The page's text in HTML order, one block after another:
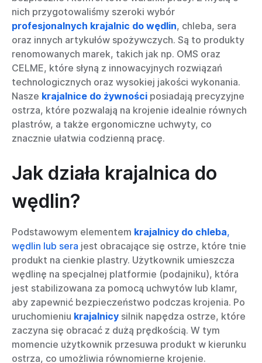
nich przygotowaliśmy szeroki wybór
profesjonalnych krajalnic do wędlin, chleba, sera
oraz innych artykułów spożywczych. Są to produkty
renomowanych marek, takich jak np. OMS oraz
CELME, które słyną z innowacyjnych rozwiązań
technologicznych oraz wysokiej jakości wykonania.
Nasze krajalnice do żywności posiadają precyzyjne
ostrza, które pozwalają na krojenie idealnie równych
plastrów, a także ergonomiczne uchwyty, co
znacznie ułatwia codzienną pracę.
Jak działa krajalnica do
wędlin?
Podstawowym elementem krajalnicy do chleba,
wędlin lub sera jest obracające się ostrze, które tnie
produkt na cienkie plastry. Użytkownik umieszcza
wędlinę na specjalnej platformie (podajniku), która
jest stabilizowana za pomocą uchwytów lub klamr,
aby zapewnić bezpieczeństwo podczas krojenia. Po
uruchomieniu krajalnicy silnik napędza ostrze, które
zaczyna się obracać z dużą prędkością. W tym
momencie użytkownik przesuwa produkt w kierunku
ostrza, co umożliwia równomierne krojenie.